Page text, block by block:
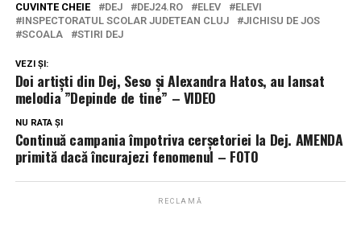
CUVINTE CHEIE DEJ DEJ24.RO ELEV
ELEVI
INSPECTORATUL SCOLAR JUDETEAN CLUJ
JICHISU DE JOS
SCOALA
STIRI DEJ
VEZI ȘI:
Doi artiști din Dej, Seso și Alexandra Hatos, au lansat
melodia ”Depinde de tine” – VIDEO
NU RATA ȘI
Continuă campania împotriva cerșetoriei la Dej. AMENDA
primită dacă încurajezi fenomenul – FOTO
RECLAMĂ